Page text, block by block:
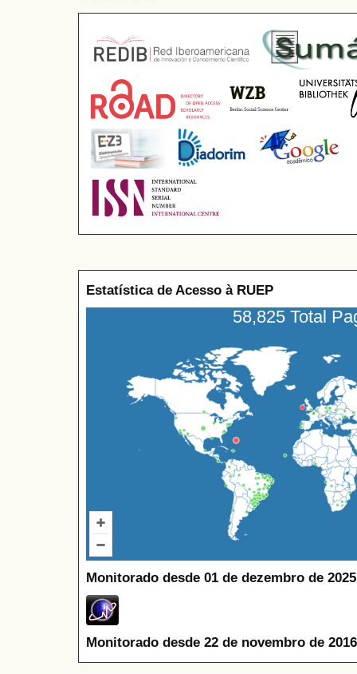
Estatística de Acesso à RUEP
58,825 Total
Monitorado desde 01 de dezembro de
Monitorado desde 22 de novembro de